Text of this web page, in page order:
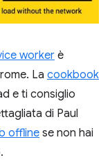
workerè
La cookbook
e ti consiglio
di Paul
offline se non hai